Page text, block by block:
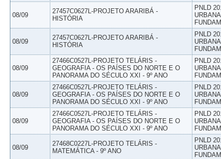
08/09
27457C0627L-PROJETO ARARIBÁ -
HISTÓRIA
PNLD
08/09
27457C0627L-PROJETO ARARIBÁ -
HISTÓRIA
PNLD
08/09
27466C0527L-PROJETO TELÁRIS -
GEOGRAFIA - OS PAÍSES DO NORTE E O
PANORAMA DO SÉCULO XXI - 9º ANO
PNLD
08/09
27466C0527L-PROJETO TELÁRIS -
GEOGRAFIA - OS PAÍSES DO NORTE E O
PANORAMA DO SÉCULO XXI - 9º ANO
PNLD
08/09
27466C0527L-PROJETO TELÁRIS -
GEOGRAFIA - OS PAÍSES DO NORTE E O
PANORAMA DO SÉCULO XXI - 9º ANO
PNLD
08/09
27468C0227L-PROJETO TELÁRIS -
MATEMÁTICA - 9º ANO
PNLD